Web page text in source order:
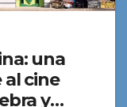
una
cine
y